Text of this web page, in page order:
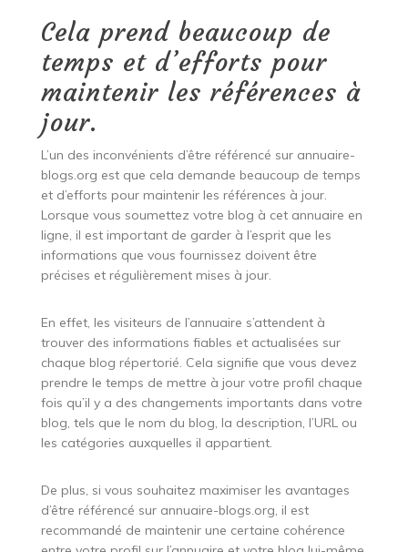
Cela prend beaucoup de
temps et d’efforts pour
maintenir les références à
jour.
L’un des inconvénients d’être référencé sur annuaire-
blogs.org est que cela demande beaucoup de temps
et d’efforts pour maintenir les références à jour.
Lorsque vous soumettez votre blog à cet annuaire en
ligne, il est important de garder à l’esprit que les
informations que vous fournissez doivent être
précises et régulièrement mises à jour.
En effet, les visiteurs de l’annuaire s’attendent à
trouver des informations fiables et actualisées sur
chaque blog répertorié. Cela signifie que vous devez
prendre le temps de mettre à jour votre profil chaque
fois qu’il y a des changements importants dans votre
blog, tels que le nom du blog, la description, l’URL ou
les catégories auxquelles il appartient.
De plus, si vous souhaitez maximiser les avantages
d’être référencé sur annuaire-blogs.org, il est
recommandé de maintenir une certaine cohérence